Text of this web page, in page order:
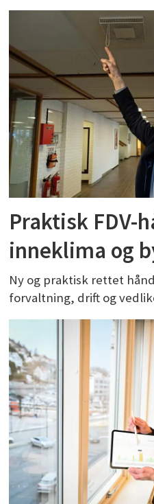
Praktisk FDV-
inneklima og
Ny og praktisk rettet
forvaltning, drift og